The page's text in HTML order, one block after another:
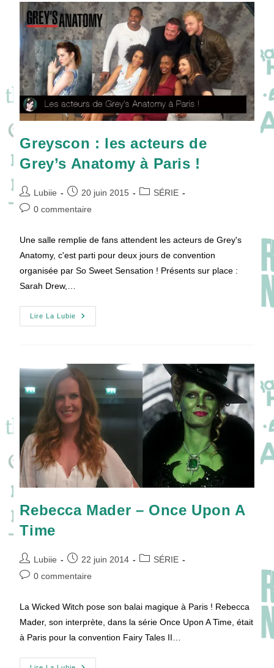
La
Nouvelle
Édition
!
Greyscon : les acteurs de
Grey’s Anatomy à Paris !
Auteur/autrice
de
Lubiie
Publication
publiée :
20 juin 2015
PostSÉRIE
Commentaires
0 commentaire
Une salle remplie de fans attendent les acteurs de Grey's
Anatomy, c'est parti pour deux jours de convention
organisée par So Sweet Sensation ! Présents sur place :
Sarah Drew,…
Lire La Lubie
Greyscon
:
Anatomy
À
Paris
!
Rebecca Mader – Once Upon A
Time
Auteur/autrice
de
Lubiie
Publication
publiée :
22 juin 2014
PostSÉRIE
Commentaires
0 commentaire
La Wicked Witch pose son balai magique à Paris ! Rebecca
Mader, son interprète, dans la série Once Upon A Time, était
à Paris pour la convention Fairy Tales II…